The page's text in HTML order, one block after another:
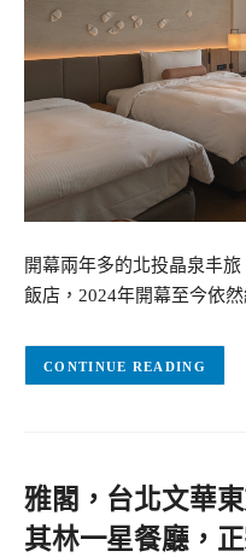
開幕兩年多的北投晶泉丰
飯店，2024年開幕至今依
CONTINUE READING
雅閣，台北文華
其林一星餐廳，